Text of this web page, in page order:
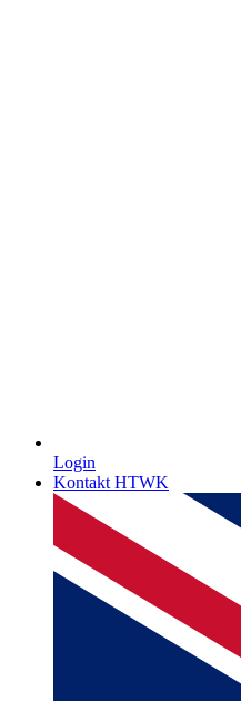
Login
Kontakt HTWK